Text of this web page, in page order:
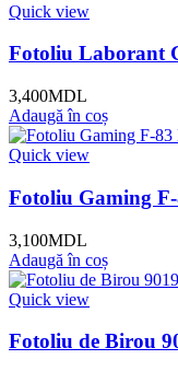
Quick view
Fotoliu Laborant
3,400MDL
Adaugă în coș
Quick view
Fotoliu Gaming
3,100MDL
Adaugă în coș
Quick view
Fotoliu de Birou